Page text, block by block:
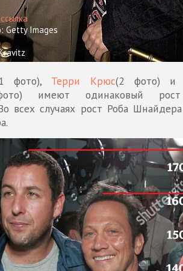
ссылка
Getty Images
фото), Терри Крюс(2 фото)
имеют одинаковый
всех случаях рост Роба